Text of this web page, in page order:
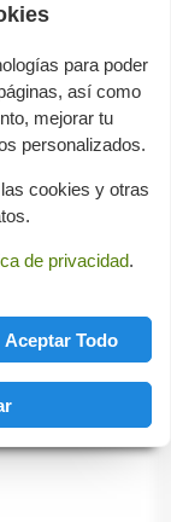
para poder
así como
mejorar tu
personalizados.
cookies y otras
de privacidad.
Aceptar Todo